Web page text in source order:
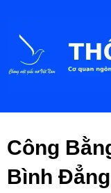
Công
Bình